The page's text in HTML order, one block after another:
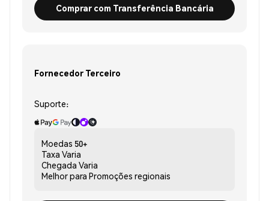
Comprar com Transferência Bancária
Fornecedor Terceiro
Suporte:
Moedas 50+
Taxa Varia
Chegada Varia
Melhor para Promoções regionais